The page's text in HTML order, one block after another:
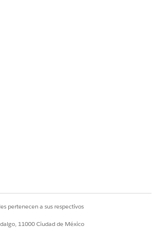
pertenecen a sus respectivos
11000 Ciudad de México